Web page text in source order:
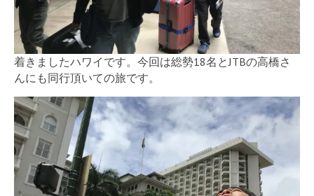
着きましたハワイです。今回は総勢18名とJTBの高橋さ
んにも同行頂いての旅です。